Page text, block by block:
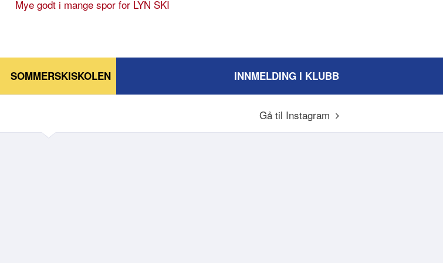
Mye godt i mange spor for LYN SKI
INNMELDING I KLUBB
SOMMERSKISKOLEN
Gå til Instagram